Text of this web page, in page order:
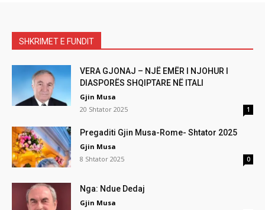
SHKRIMET E FUNDIT
VERA GJONAJ – NJË EMËR I NJOHUR I
DIASPORËS SHQIPTARE NË ITALI
Gjin Musa
20 Shtator 2025
1
Pregaditi Gjin Musa-Rome- Shtator 2025
Gjin Musa
8 Shtator 2025
0
Nga: Ndue Dedaj
Gjin Musa